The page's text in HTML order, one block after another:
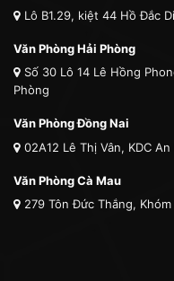
Lô B1.29, kiệt 44 Hồ Đắc
Văn Phòng Hải Phòng
Số 30 Lô 14 Lê Hồng
Phòng
Văn Phòng Đồng Nai
02A12 Lê Thị Vân, KDC
Văn Phòng Cà Mau
279 Tôn Đức Thắng,